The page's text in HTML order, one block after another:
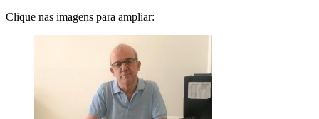
Clique nas imagens para ampliar: